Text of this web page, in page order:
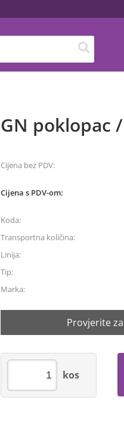
GN poklopac
Cijena bez PDV:
Cijena s PDV-om:
Koda:
Transportna količina:
Linija:
Tip:
Marka:
Provjerite
kos